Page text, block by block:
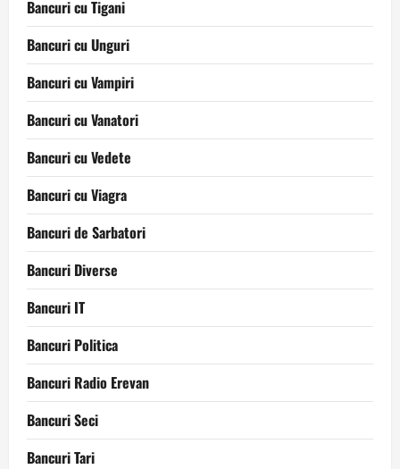
Bancuri cu Tigani
Bancuri cu Unguri
Bancuri cu Vampiri
Bancuri cu Vanatori
Bancuri cu Vedete
Bancuri cu Viagra
Bancuri de Sarbatori
Bancuri Diverse
Bancuri IT
Bancuri Politica
Bancuri Radio Erevan
Bancuri Seci
Bancuri Tari